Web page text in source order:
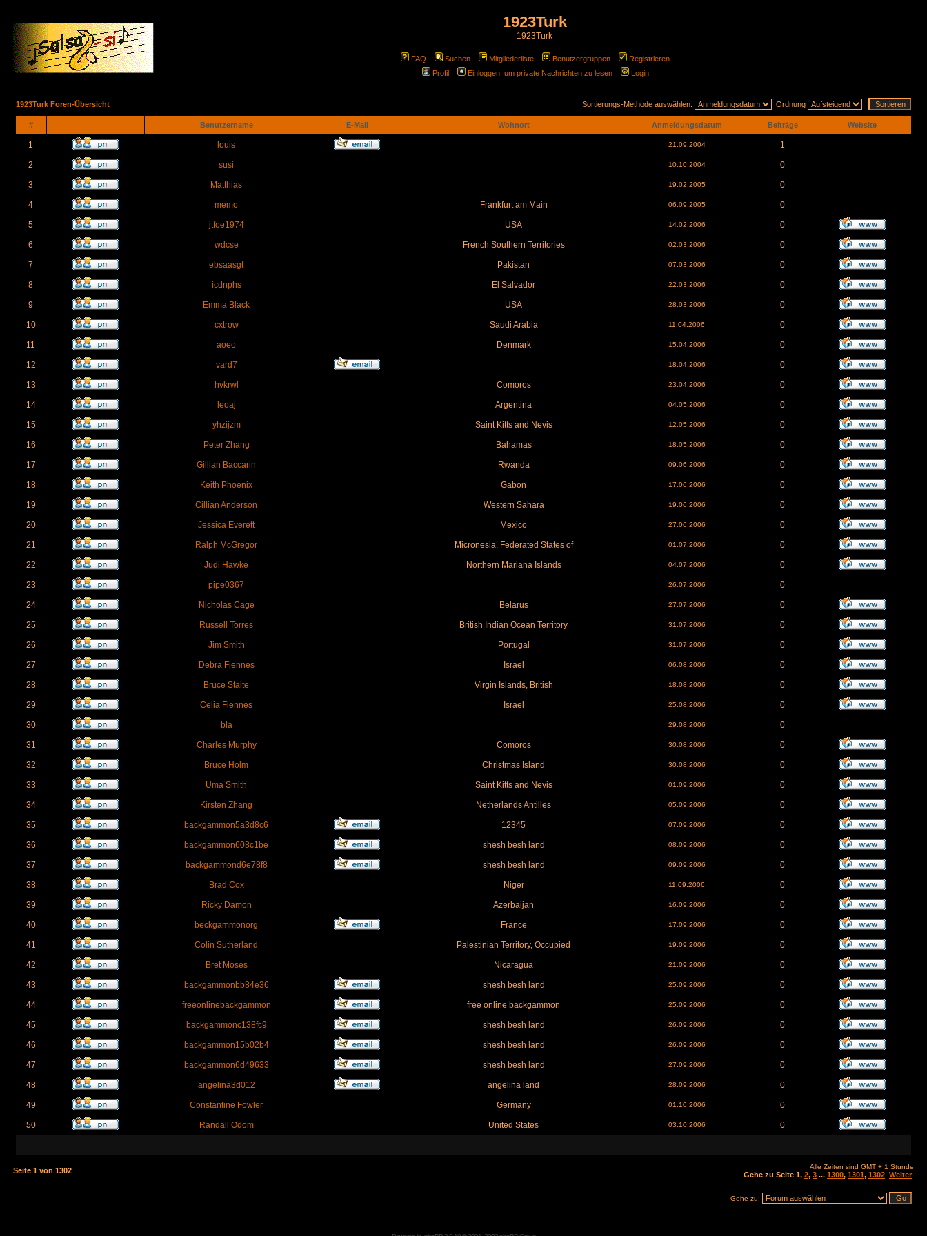
1923Turk
1923Turk
FAQ Suchen Mitgliederliste Benutzergruppen
Registrieren
Profil
Einloggen, um private Nachrichten zu lesen Login
1923Turk Foren-Übersicht Sortierungs-Methode auswählen: Ordnung
# Benutzername E-Mail Wohnort Anmeldungsdatum Beiträge Website
1 louis 21.09.2004 1
2 susi 10.10.2004 0
3 Matthias 19.02.2005 0
4 memo Frankfurt am Main 06.09.2005 0
5 jtfoe1974 USA 14.02.2006 0
6 wdcse French Southern Territories 02.03.2006 0
7 ebsaasgt Pakistan 07.03.2006 0
8 icdnphs El Salvador 22.03.2006 0
9 Emma Black USA 28.03.2006 0
10 cxtrow Saudi Arabia 11.04.2006 0
11 aoeo Denmark 15.04.2006 0
12 vard7 18.04.2006 0
13 hvkrwl Comoros 23.04.2006 0
14 leoaj Argentina 04.05.2006 0
15 yhzijzm Saint Kitts and Nevis 12.05.2006 0
16 Peter Zhang Bahamas 18.05.2006 0
17 Gillian Baccarin Rwanda 09.06.2006 0
18 Keith Phoenix Gabon 17.06.2006 0
19 Cillian Anderson Western Sahara 19.06.2006 0
20 Jessica Everett Mexico 27.06.2006 0
21 Ralph McGregor Micronesia, Federated States of 01.07.2006 0
22 Judi Hawke Northern Mariana Islands 04.07.2006 0
23 pipe0367 26.07.2006 0
24 Nicholas Cage Belarus 27.07.2006 0
25 Russell Torres British Indian Ocean Territory 31.07.2006 0
26 Jim Smith Portugal 31.07.2006 0
27 Debra Fiennes Israel 06.08.2006 0
28 Bruce Staite Virgin Islands, British 18.08.2006 0
29 Celia Fiennes Israel 25.08.2006 0
30 bla 29.08.2006 0
31 Charles Murphy Comoros 30.08.2006 0
32 Bruce Holm Christmas Island 30.08.2006 0
33 Uma Smith Saint Kitts and Nevis 01.09.2006 0
34 Kirsten Zhang Netherlands Antilles 05.09.2006 0
35 backgammon5a3d8c6 12345 07.09.2006 0
36 backgammon608c1be shesh besh land 08.09.2006 0
37 backgammond6e78f8 shesh besh land 09.09.2006 0
38 Brad Cox Niger 11.09.2006 0
39 Ricky Damon Azerbaijan 16.09.2006 0
40 beckgammonorg France 17.09.2006 0
41 Colin Sutherland Palestinian Territory, Occupied 19.09.2006 0
42 Bret Moses Nicaragua 21.09.2006 0
43 backgammonbb84e36 shesh besh land 25.09.2006 0
44 freeonlinebackgammon free online backgammon 25.09.2006 0
45 backgammonc138fc9 shesh besh land 26.09.2006 0
46 backgammon15b02b4 shesh besh land 26.09.2006 0
47 backgammon6d49633 shesh besh land 27.09.2006 0
48 angelina3d012 angelina land 28.09.2006 0
49 Constantine Fowler Germany 01.10.2006 0
50 Randall Odom United States 03.10.2006 0
Seite 1 von 1302 Alle Zeiten sind GMT + 1 Stunde
Gehe zu Seite 1, 2, 3 ... 1300, 1301, 1302 Weiter
Gehe zu: